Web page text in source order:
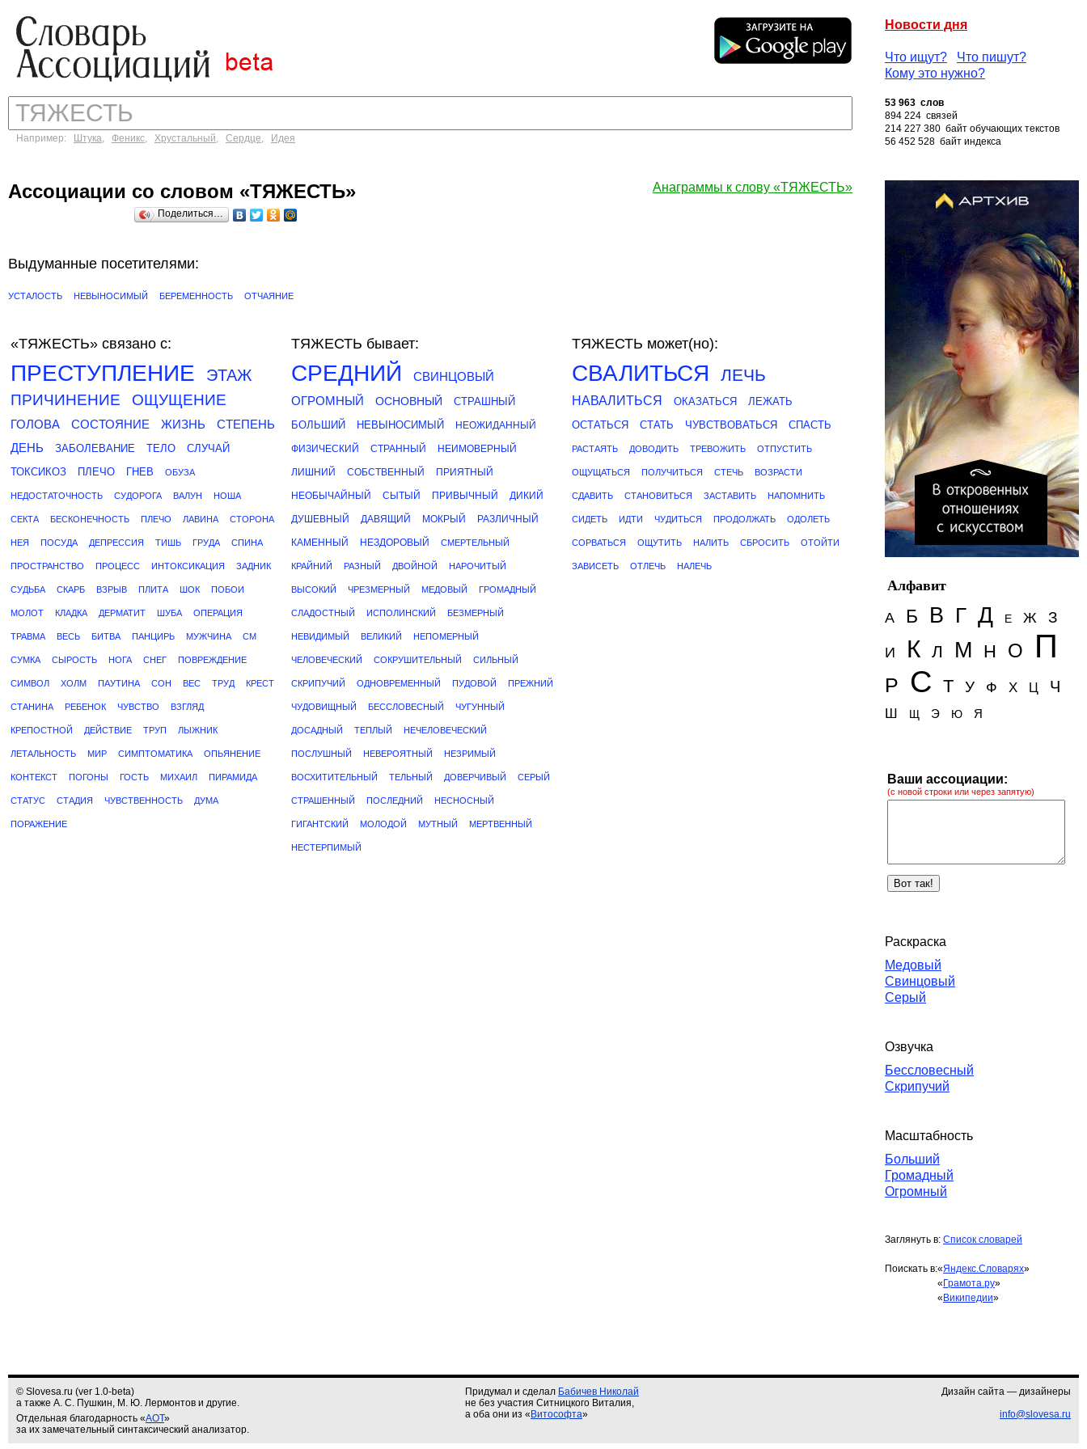
Новости дня
Что ищут?
Что пишут?
Кому это нужно?
Например: Штука, Феникс, Хрустальный, Сердце, Идея
53 963 слов
894 224 связей
214 227 380 байт обучающих текстов
56 452 528 байт индекса
Анаграммы к слову «ТЯЖЕСТЬ»
Ассоциации со словом «ТЯЖЕСТЬ»
Поделиться…
Выдуманные посетителями:
УСТАЛОСТЬ НЕВЫНОСИМЫЙ БЕРЕМЕННОСТЬ ОТЧАЯНИЕ
«ТЯЖЕСТЬ» связано с:
ПРЕСТУПЛЕНИЕ ЭТАЖ
ПРИЧИНЕНИЕ ОЩУЩЕНИЕ
ГОЛОВА СОСТОЯНИЕ ЖИЗНЬ
СТЕПЕНЬ
ДЕНЬ
ЗАБОЛЕВАНИЕ ТЕЛО
СЛУЧАЙ
ТОКСИКОЗ
ПЛЕЧО ГНЕВ ОБУЗА
НЕДОСТАТОЧНОСТЬ СУДОРОГА ВАЛУН НОША
СЕКТА БЕСКОНЕЧНОСТЬ ПЛЕЧО ЛАВИНА СТОРОНА
НЕЯ ПОСУДА ДЕПРЕССИЯ ТИШЬ ГРУДА СПИНА
ПРОСТРАНСТВО ПРОЦЕСС ИНТОКСИКАЦИЯ ЗАДНИК
СУДЬБА СКАРБ ВЗРЫВ ПЛИТА ШОК ПОБОИ
МОЛОТ КЛАДКА ДЕРМАТИТ ШУБА ОПЕРАЦИЯ
ТРАВМА ВЕСЬ БИТВА ПАНЦИРЬ МУЖЧИНА СМ
СУМКА СЫРОСТЬ НОГА СНЕГ ПОВРЕЖДЕНИЕ
СИМВОЛ ХОЛМ ПАУТИНА СОН ВЕС ТРУД КРЕСТ
СТАНИНА РЕБЕНОК ЧУВСТВО ВЗГЛЯД
КРЕПОСТНОЙ ДЕЙСТВИЕ ТРУП ЛЫЖНИК
ЛЕТАЛЬНОСТЬ МИР СИМПТОМАТИКА ОПЬЯНЕНИЕ
КОНТЕКСТ ПОГОНЫ ГОСТЬ МИХАИЛ ПИРАМИДА
СТАТУС СТАДИЯ ЧУВСТВЕННОСТЬ ДУМА
ПОРАЖЕНИЕ
ТЯЖЕСТЬ бывает:
СРЕДНИЙ
СВИНЦОВЫЙ
ОГРОМНЫЙ
ОСНОВНЫЙ
СТРАШНЫЙ
БОЛЬШИЙ
НЕВЫНОСИМЫЙ НЕОЖИДАННЫЙ
ФИЗИЧЕСКИЙ СТРАННЫЙ НЕИМОВЕРНЫЙ
ЛИШНИЙ СОБСТВЕННЫЙ ПРИЯТНЫЙ
НЕОБЫЧАЙНЫЙ СЫТЫЙ ПРИВЫЧНЫЙ ДИКИЙ
ДУШЕВНЫЙ ДАВЯЩИЙ МОКРЫЙ РАЗЛИЧНЫЙ
КАМЕННЫЙ НЕЗДОРОВЫЙ СМЕРТЕЛЬНЫЙ
КРАЙНИЙ РАЗНЫЙ ДВОЙНОЙ НАРОЧИТЫЙ
ВЫСОКИЙ ЧРЕЗМЕРНЫЙ МЕДОВЫЙ ГРОМАДНЫЙ
СЛАДОСТНЫЙ ИСПОЛИНСКИЙ БЕЗМЕРНЫЙ
НЕВИДИМЫЙ ВЕЛИКИЙ НЕПОМЕРНЫЙ
ЧЕЛОВЕЧЕСКИЙ СОКРУШИТЕЛЬНЫЙ СИЛЬНЫЙ
СКРИПУЧИЙ ОДНОВРЕМЕННЫЙ ПУДОВОЙ ПРЕЖНИЙ
ЧУДОВИЩНЫЙ БЕССЛОВЕСНЫЙ ЧУГУННЫЙ
ДОСАДНЫЙ ТЕПЛЫЙ НЕЧЕЛОВЕЧЕСКИЙ
ПОСЛУШНЫЙ НЕВЕРОЯТНЫЙ НЕЗРИМЫЙ
ВОСХИТИТЕЛЬНЫЙ ТЕЛЬНЫЙ ДОВЕРЧИВЫЙ СЕРЫЙ
СТРАШЕННЫЙ ПОСЛЕДНИЙ НЕСНОСНЫЙ
ГИГАНТСКИЙ МОЛОДОЙ МУТНЫЙ МЕРТВЕННЫЙ
НЕСТЕРПИМЫЙ
ТЯЖЕСТЬ может(но):
СВАЛИТЬСЯ ЛЕЧЬ
НАВАЛИТЬСЯ ОКАЗАТЬСЯ
ЛЕЖАТЬ
ОСТАТЬСЯ
СТАТЬ ЧУВСТВОВАТЬСЯ СПАСТЬ
РАСТАЯТЬ ДОВОДИТЬ ТРЕВОЖИТЬ ОТПУСТИТЬ
ОЩУЩАТЬСЯ ПОЛУЧИТЬСЯ СТЕЧЬ ВОЗРАСТИ
СДАВИТЬ СТАНОВИТЬСЯ ЗАСТАВИТЬ НАПОМНИТЬ
СИДЕТЬ ИДТИ ЧУДИТЬСЯ ПРОДОЛЖАТЬ ОДОЛЕТЬ
СОРВАТЬСЯ ОЩУТИТЬ НАЛИТЬ СБРОСИТЬ ОТОЙТИ
ЗАВИСЕТЬ ОТЛЕЧЬ НАЛЕЧЬ
Алфавит
А
Б В Г Д Е Ж З
И К Л М Н О П
Р С Т У Ф Х Ц Ч
Ш Щ Э Ю Я
Ваши ассоциации:
(с новой строки или через запятую)
Раскраска
Медовый
Свинцовый
Серый
Озвучка
Бессловесный
Скрипучий
Масштабность
Больший
Громадный
Огромный
Заглянуть в: Список словарей
Поискать в:«Яндекс.Словарях»
« Грамота.ру»
« Википедии»
© Slovesa.ru (ver 1.0-beta)
а также А. С. Пушкин, М. Ю. Лермонтов и другие.
Отдельная благодарность «АОТ»
за их замечательный синтаксический анализатор.
Придумал и сделал Бабичев Николай
не без участия Ситницкого Виталия,
а оба они из « Витософта»
Дизайн сайта — дизайнеры
info@slovesa.ru